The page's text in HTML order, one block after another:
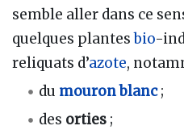
semble aller dans ce
quelques plantesbio-
reliquats d’azote,
du mouron blanc;
des orties ;